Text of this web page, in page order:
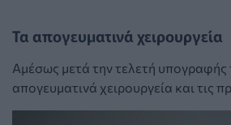
Τα απογευματινά χειρουργεία
Αμέσως μετά την τελετή
απογευματινά χειρουργεία και τις